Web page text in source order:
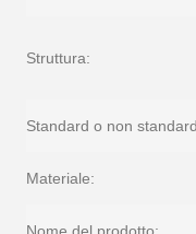
Struttura:
Standard o non
Materiale: